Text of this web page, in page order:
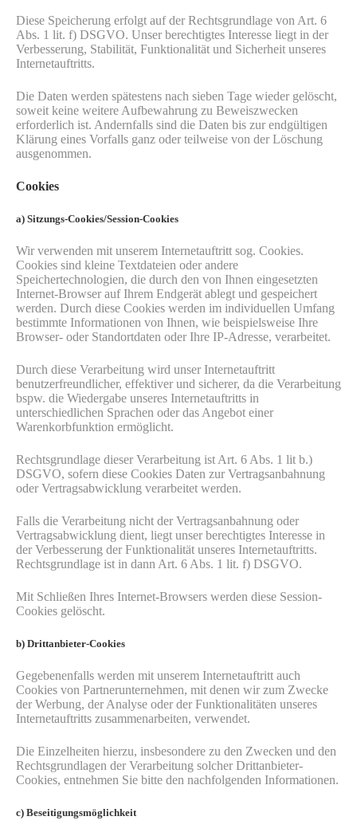
Diese Speicherung erfolgt auf der Rechtsgrundlage von Art. 6
Abs. 1 lit. f) DSGVO. Unser berechtigtes Interesse liegt in der
Verbesserung, Stabilität, Funktionalität und Sicherheit unseres
Internetauftritts.
Die Daten werden spätestens nach sieben Tage wieder gelöscht,
soweit keine weitere Aufbewahrung zu Beweiszwecken
erforderlich ist. Andernfalls sind die Daten bis zur endgültigen
Klärung eines Vorfalls ganz oder teilweise von der Löschung
ausgenommen.
Cookies
a) Sitzungs-Cookies/Session-Cookies
Wir verwenden mit unserem Internetauftritt sog. Cookies.
Cookies sind kleine Textdateien oder andere
Speichertechnologien, die durch den von Ihnen eingesetzten
Internet-Browser auf Ihrem Endgerät ablegt und gespeichert
werden. Durch diese Cookies werden im individuellen Umfang
bestimmte Informationen von Ihnen, wie beispielsweise Ihre
Browser- oder Standortdaten oder Ihre IP-Adresse, verarbeitet.
Durch diese Verarbeitung wird unser Internetauftritt
benutzerfreundlicher, effektiver und sicherer, da die Verarbeitung
bspw. die Wiedergabe unseres Internetauftritts in
unterschiedlichen Sprachen oder das Angebot einer
Warenkorbfunktion ermöglicht.
Rechtsgrundlage dieser Verarbeitung ist Art. 6 Abs. 1 lit b.)
DSGVO, sofern diese Cookies Daten zur Vertragsanbahnung
oder Vertragsabwicklung verarbeitet werden.
Falls die Verarbeitung nicht der Vertragsanbahnung oder
Vertragsabwicklung dient, liegt unser berechtigtes Interesse in
der Verbesserung der Funktionalität unseres Internetauftritts.
Rechtsgrundlage ist in dann Art. 6 Abs. 1 lit. f) DSGVO.
Mit Schließen Ihres Internet-Browsers werden diese Session-
Cookies gelöscht.
b) Drittanbieter-Cookies
Gegebenenfalls werden mit unserem Internetauftritt auch
Cookies von Partnerunternehmen, mit denen wir zum Zwecke
der Werbung, der Analyse oder der Funktionalitäten unseres
Internetauftritts zusammenarbeiten, verwendet.
Die Einzelheiten hierzu, insbesondere zu den Zwecken und den
Rechtsgrundlagen der Verarbeitung solcher Drittanbieter-
Cookies, entnehmen Sie bitte den nachfolgenden Informationen.
c) Beseitigungsmöglichkeit